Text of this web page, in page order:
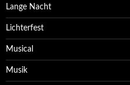
Lange Nacht
Lichterfest
Musical
Musik